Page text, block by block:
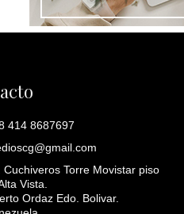
414 8687697
Cuchiveros Torre Movistar piso
Vista.
Ordaz Edo. Bolivar.